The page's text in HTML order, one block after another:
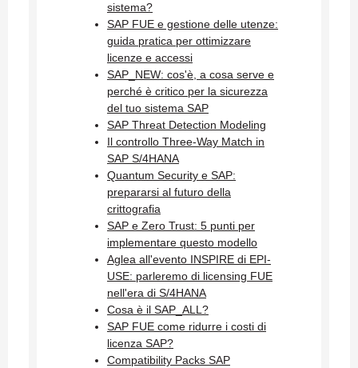
sistema?
SAP FUE e gestione delle utenze:
guida pratica per ottimizzare
licenze e accessi
SAP_NEW: cos'è, a cosa serve e
perché è critico per la sicurezza
del tuo sistema SAP
SAP Threat Detection Modeling
Il controllo Three-Way Match in
SAP S/4HANA
Quantum Security e SAP:
prepararsi al futuro della
crittografia
SAP e Zero Trust: 5 punti per
implementare questo modello
Aglea all'evento INSPIRE di EPI-
USE: parleremo di licensing FUE
nell'era di S/4HANA
Cosa è il SAP_ALL?
SAP FUE come ridurre i costi di
licenza SAP?
Compatibility Packs SAP